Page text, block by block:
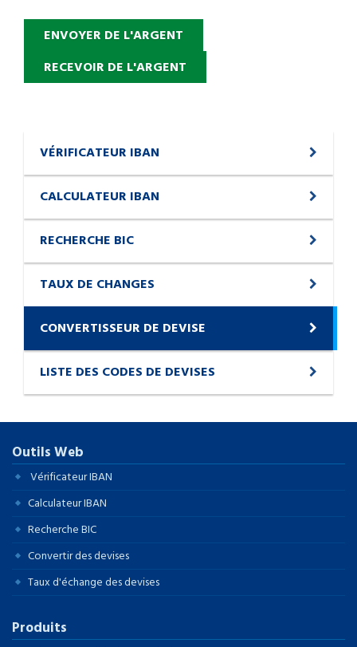
ENVOYER DE L'ARGENT
RECEVOIR DE L'ARGENT
VÉRIFICATEUR IBAN
CALCULATEUR IBAN
RECHERCHE BIC
TAUX DE CHANGES
CONVERTISSEUR DE DEVISE
LISTE DES CODES DE DEVISES
Outils Web
Vérificateur IBAN
Calculateur IBAN
Recherche BIC
Convertir des devises
Taux d'échange des devises
Produits